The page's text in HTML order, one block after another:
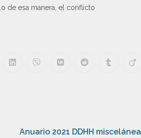
de esa manera, el conflicto
Anuario 2021 DDHH miscelánea